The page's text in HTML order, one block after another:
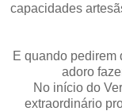
capacidades
E quando pedirem
adoro
No início do
extraordinário